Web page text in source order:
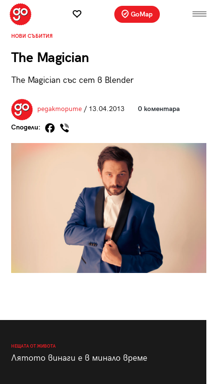
GoMap
НОВИ СЪБИТИЯ
The Magician
The Magician със сет в Blender
редакторите/ 13.04.2013 0 коментара
Сподели:
НЕЩАТА ОТ ЖИВОТА
Лятото винаги е в минало време